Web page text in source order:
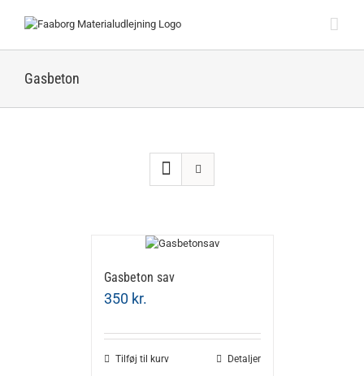
Gasbeton
Gasbeton sav
350 kr.
Tilføj til kurv Detaljer